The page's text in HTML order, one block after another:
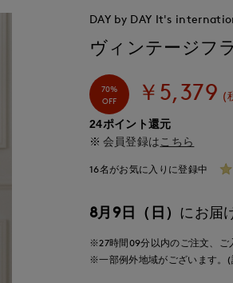
DAY by DAY It's
ヴィンテージフ
70%
OFF
￥5,379 (
24ポイント還元
会員登録は こちら
16名がお気に入りに登録中
8月9日（日） にお届
※27時間09分以内のご注文、ご
※一部例外地域がございます。(